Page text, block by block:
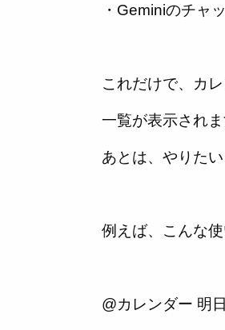
・Geminiのチャ
これだけで、カ
一覧が表示されま
あとは、やりた
例えば、こんな使
@カレンダー 明